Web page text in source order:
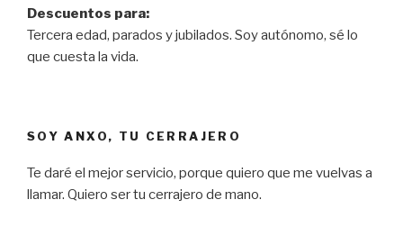
Descuentos para:
Tercera edad, parados y jubilados. Soy autónomo, sé lo
que cuesta la vida.
SOY ANXO, TU CERRAJERO
Te daré el mejor servicio, porque quiero que me vuelvas a
llamar. Quiero ser tu cerrajero de mano.